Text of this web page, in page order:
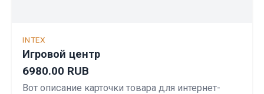
INTEX
Игровой центр
6980.00 RUB
Вот описание карточки товара для интернет-